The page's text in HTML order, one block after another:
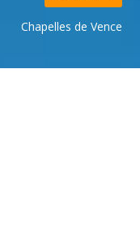
Chapelles de Vence